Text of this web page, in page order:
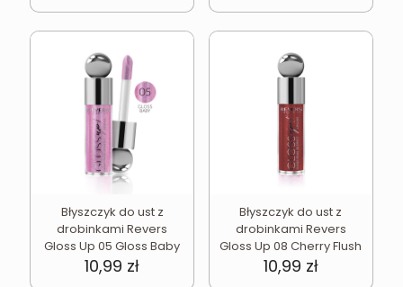
Błyszczyk do ust z
drobinkami Revers
Gloss Up 05 Gloss Baby
10,99 zł
Błyszczyk do ust z
drobinkami Revers
Gloss Up 08 Cherry Flush
10,99 zł